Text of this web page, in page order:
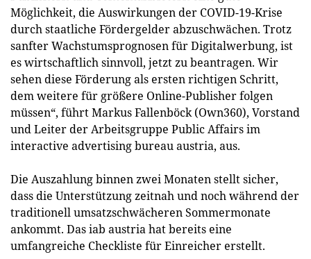
Möglichkeit, die Auswirkungen der COVID-19-Krise
durch staatliche Fördergelder abzuschwächen. Trotz
sanfter Wachstumsprognosen für Digitalwerbung, ist
es wirtschaftlich sinnvoll, jetzt zu beantragen. Wir
sehen diese Förderung als ersten richtigen Schritt,
dem weitere für größere Online-Publisher folgen
müssen“, führt Markus Fallenböck (Own360), Vorstand
und Leiter der Arbeitsgruppe Public Affairs im
interactive advertising bureau austria, aus.
Die Auszahlung binnen zwei Monaten stellt sicher,
dass die Unterstützung zeitnah und noch während der
traditionell umsatzschwächeren Sommermonate
ankommt. Das iab austria hat bereits eine
umfangreiche Checkliste für Einreicher erstellt.